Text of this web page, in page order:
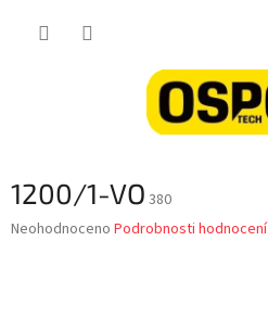
1200/1-VO 380
Průměrné
Neohodnoceno Podrobnosti hodnocení